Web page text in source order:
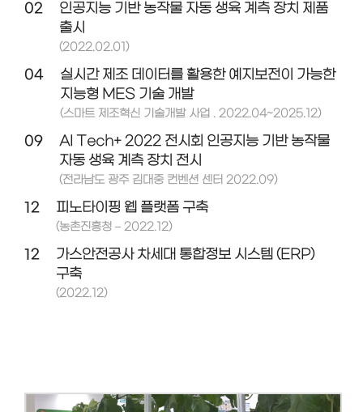
02
인공지능 기반 농작물 자동 생육 계측 장치 제품
출시
(2022.02.01)
04
실시간 제조 데이터를 활용한 예지보전이 가능한
지능형 MES 기술 개발
(스마트 제조혁신 기술개발 사업 . 2022.04~2025.12)
09
AI Tech+ 2022 전시회 인공지능 기반 농작물
자동 생육 계측 장치 전시
(전라남도 광주 김대중 컨벤션 센터 2022.09)
12 피노타이핑 웹 플랫폼 구축
(농촌진흥청 – 2022.12)
12
가스안전공사 차세대 통합정보 시스템 (ERP)
구축
(2022.12)